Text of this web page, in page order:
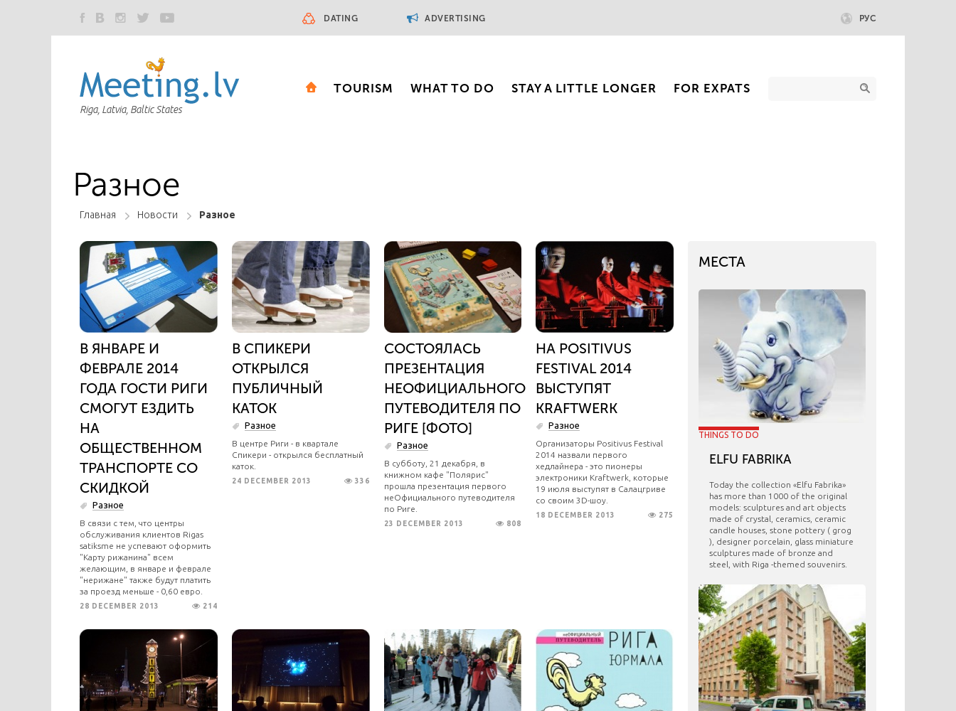
DATING ADVERTISING РУС
Riga, Latvia, Baltic States
TOURISM WHAT TO DO STAY A LITTLE LONGER FOR EXPATS
Разное
Главная Новости Разное
В ЯНВАРЕ И
ФЕВРАЛЕ 2014
ГОДА ГОСТИ РИГИ
СМОГУТ ЕЗДИТЬ
НА
ОБЩЕСТВЕННОМ
ТРАНСПОРТЕ СО
СКИДКОЙ
Разное
В связи с тем, что центры
обслуживания клиентов Rigas
satiksme не успевают оформить
"Карту рижанина" всем
желающим, в январе и феврале
"нерижане" также будут платить
за проезд меньше - 0,60 евро.
28 DECEMBER 2013 214
В СПИКЕРИ
ОТКРЫЛСЯ
ПУБЛИЧНЫЙ
КАТОК
Разное
В центре Риги - в квартале
Спикери - открылся бесплатный
каток.
24 DECEMBER 2013 336
СОСТОЯЛАСЬ
ПРЕЗЕНТАЦИЯ
НЕОФИЦИАЛЬНОГО
ПУТЕВОДИТЕЛЯ ПО
РИГЕ [ФОТО]
Разное
В субботу, 21 декабря, в
книжном кафе "Полярис"
прошла презентация первого
неОфициального путеводителя
по Риге.
23 DECEMBER 2013 808
НА POSITIVUS
FESTIVAL 2014
ВЫСТУПЯТ
KRAFTWERK
Разное
Организаторы Positivus Festival
2014 назвали первого
хедлайнера - это пионеры
электроники Kraftwerk, которые
19 июля выступят в Салацгриве
со своим 3D-шоу.
18 DECEMBER 2013 275
МЕСТА
THINGS TO DO
ELFU FABRIKA
Today the collection «Elfu Fabrika»
has more than 1000 of the original
models: sculptures and art objects
made ​​of crystal, ceramics, ceramic
candle houses, stone pottery ( grog
), designer porcelain, glass miniature
sculptures made of bronze and
steel, with Riga -themed souvenirs.